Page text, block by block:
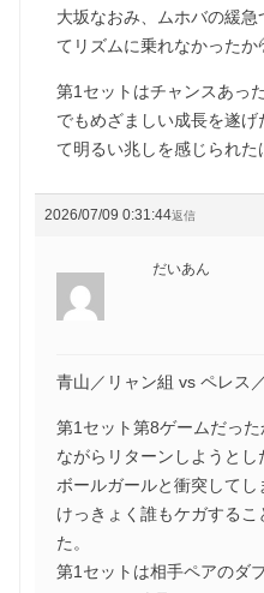
大坂なおみ、ムホバの緩
てリズムに乗れなかったか
第1セットはチャンスあっ
でもめざましい成長を遂
て明るい兆しを感じられ
2026/07/09 0:31:44返信
だいあん
青山／リャン組 vs ペレス
第1セット第8ゲームだっ
ながらリターンしようとし
ボールガールと衝突してし
けっきょく誰もケガする
た。
第1セットは相手ペアのダ